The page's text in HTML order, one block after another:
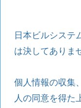
日本ビルシステ
は決してありま
個人情報の収集
人の同意を得た